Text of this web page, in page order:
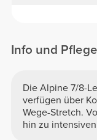
Info und
Die Alpine 7/8-
verfügen über
Wege-Stretch.
hin zu